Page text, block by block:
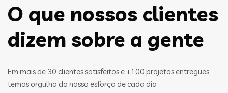
O que nossos clientes
dizem sobre a gente
Em mais de 30 clientes satisfeitos e +100 projetos entregues,
temos orgulho do nosso esforço de cada dia